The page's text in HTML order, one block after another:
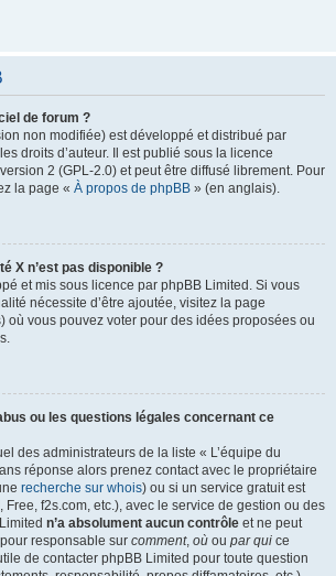
de forum ?
non modifiée) est développé et distribué par
droits d’auteur. Il est publié sous la licence
2 (GPL-2.0) et peut être diffusé librement. Pour
la page « À propos de phpBB » (en anglais).
X n’est pas disponible ?
et mis sous licence par phpBB Limited. Si vous
nécessite d’être ajoutée, visitez la page
où vous pouvez voter pour des idées proposées ou
ou les questions légales concernant ce
des administrateurs de la liste « L’équipe du
réponse alors prenez contact avec le propriétaire
recherche sur whois) ou si un service gratuit est
Free, f2s.com, etc.), avec le service de gestion ou des
n’a absolument aucun contrôle et ne peut
responsable sur comment, où ou par qui ce
de contacter phpBB Limited pour toute question